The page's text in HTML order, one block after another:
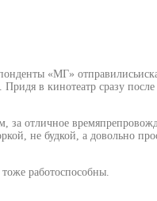
«МГ»
в кинотеатр сразу
за отличное
не будкой, а довольно
работоспособны.